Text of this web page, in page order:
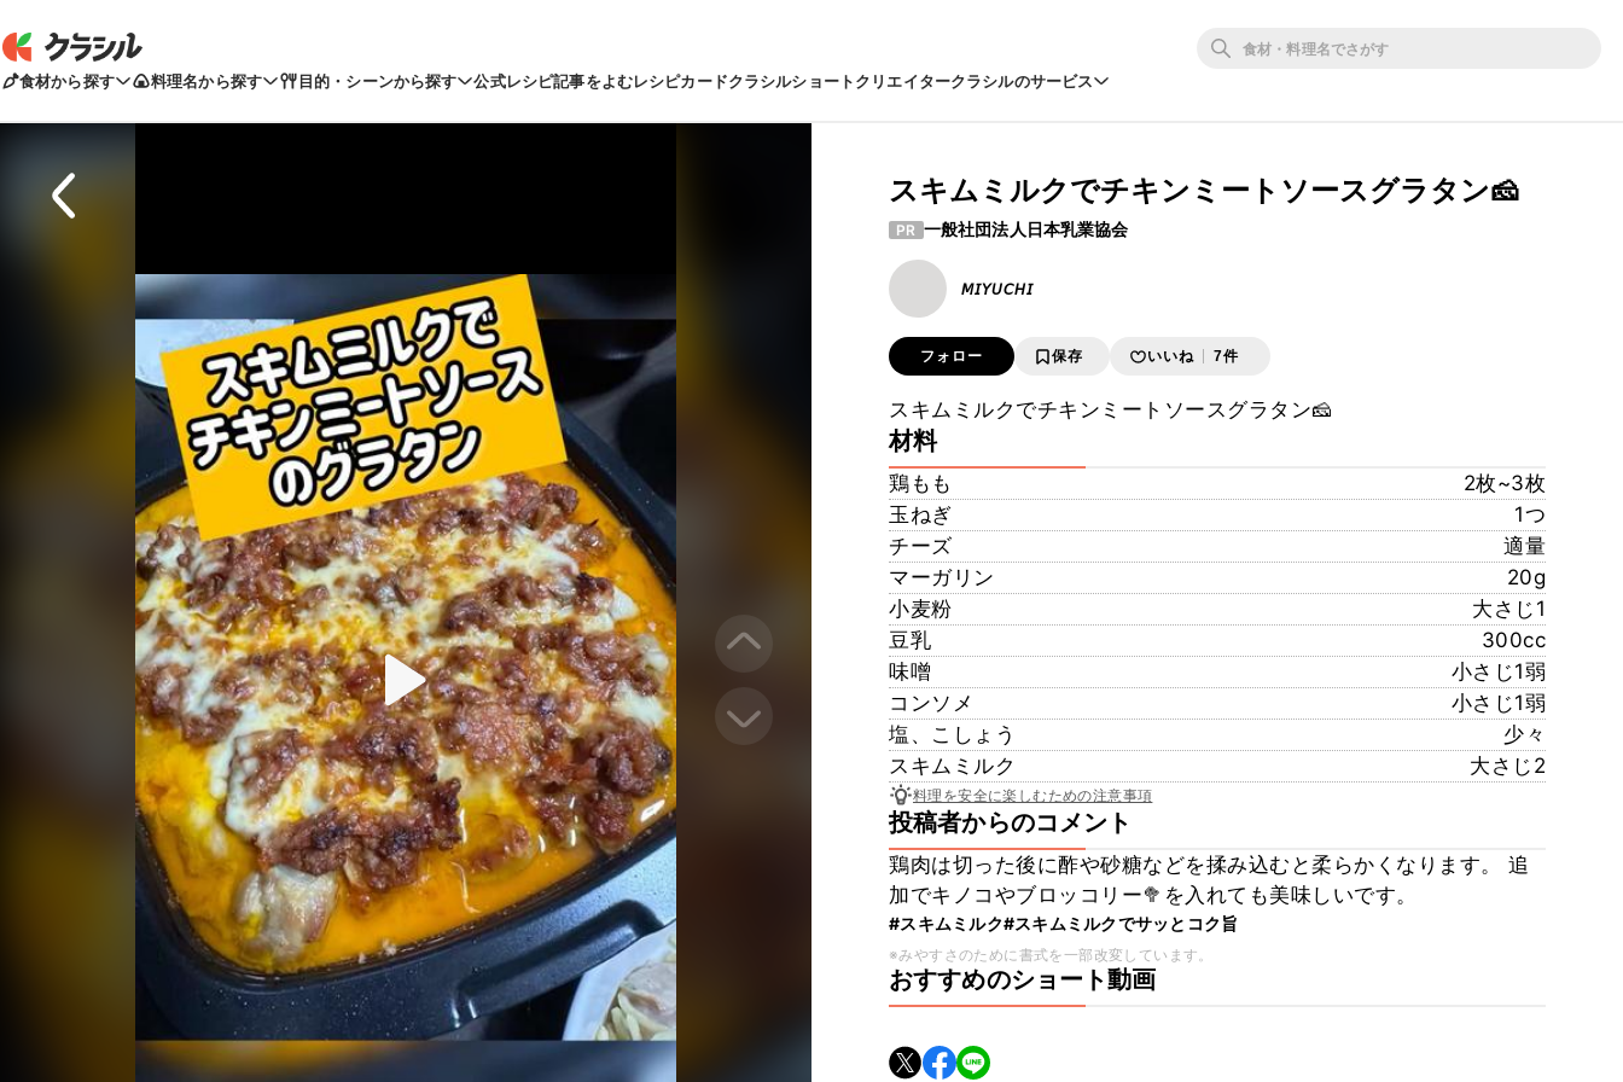
食材から探す 料理名から探す 目的・シーンから探す 公式レシピ記事をよむレシピカードクラシルショートクリエイタークラシルのサービス
スキムミルクでチキンミートソースグラタン🧀
PR 一般社団法人日本乳業協会
𝘔𝘐𝘠𝘜𝘊𝘏𝘐
フォロー 保存 いいね 7件
スキムミルクでチキンミートソースグラタン🧀
材料
鶏もも
2枚~3枚
玉ねぎ
1つ
チーズ
適量
マーガリン
20g
小麦粉
大さじ1
豆乳
300cc
味噌
小さじ1弱
コンソメ
小さじ1弱
塩、こしょう
少々
スキムミルク
大さじ2
料理を安全に楽しむための注意事項
投稿者からのコメント
鶏肉は切った後に酢や砂糖などを揉み込むと柔らかくなります。 追
加でキノコやブロッコリー🥦︎を入れても美味しいです。
#スキムミルク#スキムミルクでサッとコク旨
※みやすさのために書式を一部改変しています。
おすすめのショート動画